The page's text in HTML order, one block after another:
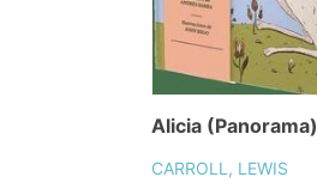
Alicia (Panorama)
CARROLL, LEWIS